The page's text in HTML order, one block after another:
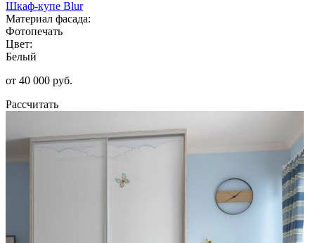
Шкаф-купе Blur
Материал фасада:
Фотопечать
Цвет:
Белый
от 40 000 руб.
Рассчитать